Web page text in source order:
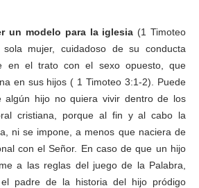
un modelo para la iglesia (1 Timoteo
mujer, cuidadoso de su conducta
en el trato con el sexo opuesto, que
en sus hijos ( 1 Timoteo 3:1-2). Puede
algún hijo no quiera vivir dentro de los
cristiana, porque al fin y al cabo la
ni se impone, a menos que naciera de
con el Señor. En caso de que un hijo
a las reglas del juego de la Palabra,
padre de la historia del hijo pródigo